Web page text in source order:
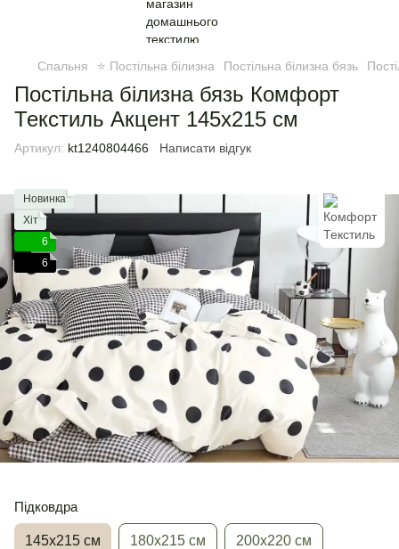
Спальня ⭐ Постільна білизна Постільна білизна бязь
Постільна білизна бязь Комфорт
Текстиль Акцент 145х215 см
Артикул: kt1240804466 Написати відгук
Новинка
Хіт
6
6
Підковдра
145х215 см 180х215 см 200х220 см